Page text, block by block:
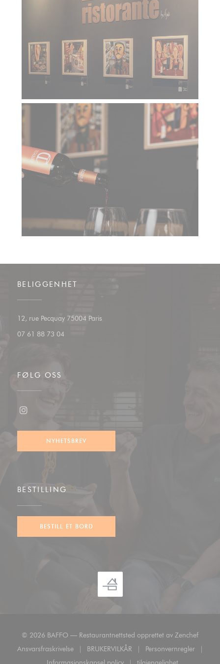
BELIGGENHET
12, rue Pecquay 75004 Paris
07 61 88 73 04
FØLG OSS
NYHETSBREV
BESTILLING
BESTILL ET BORD
© 2026 BAFFO — Restaurantnettsted opprettet av Zenchef
Ansvarsfraskrivelse
((åpner i et nytt vindu))
BRUKERVILKÅR
((åpner i et nytt vindu))
Personvernregler
((åpner i et